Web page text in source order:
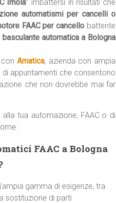
Imola” imbattersi in risultati che
automatismi per cancelli o
FAAC per cancello battente
automatica a Bologna
Amatica, azienda con ampia
di appuntamenti che consentono
che non dovrebbe mai far
tua automazione, FAAC o di
FAAC a Bologna
gamma di esigenze, tra
sostituzione di parti